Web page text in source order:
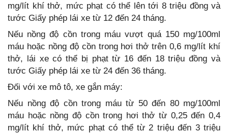
mg/lít khí thở, mức phạt có thể lên tới 8 triệu đồng và
tước Giấy phép lái xe từ 12 đến 24 tháng.
Nếu nồng độ cồn trong máu vượt quá 150 mg/100ml
máu hoặc nồng độ cồn trong hơi thở trên 0,6 mg/lít khí
thở, lái xe có thể bị phạt từ 16 đến 18 triệu đồng và
tước Giấy phép lái xe từ 24 đến 36 tháng.
Đối với xe mô tô, xe gắn máy:
Nếu nồng độ cồn trong máu từ 50 đến 80 mg/100ml
máu hoặc nồng độ cồn trong hơi thở từ 0,25 đến 0,4
mg/lít khí thở, mức phạt có thể từ 2 triệu đến 3 triệu